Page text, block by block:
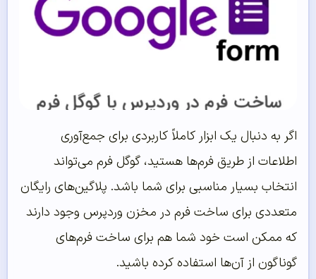
اگر به دنبال یک ابزار کاملاً کاربردی برای جمع‌آوری
اطلاعات از طریق فرم‌ها هستید، گوگل فرم می‌تواند
انتخاب بسیار مناسبی برای شما باشد. پلاگین‌های رایگان
متعددی برای ساخت فرم در مخزن وردپرس وجود دارند
که ممکن است خود شما هم برای ساخت فرم‌های
گوناگون از آن‌ها استفاده کرده باشید.